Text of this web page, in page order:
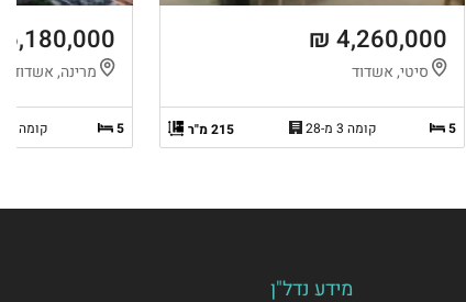
4,260,000 ₪
סיטי, אשדוד
5 קומה 3 מ-28 215 מ"ר
6,180,000 ₪
מרינה, אשדוד
5 קומה 16 מ-17
מידע נדל"ן